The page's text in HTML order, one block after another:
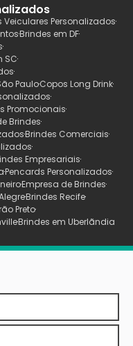
Personalizados
Brindes em DF
SC
PauloCopos Long Drink
Promocionais
Brindes
Brindes Comerciais
Empresariais
Pencards Personalizados
Empresa de Brindes
Brindes Recife
Preto
Brindes em Uberlãndia